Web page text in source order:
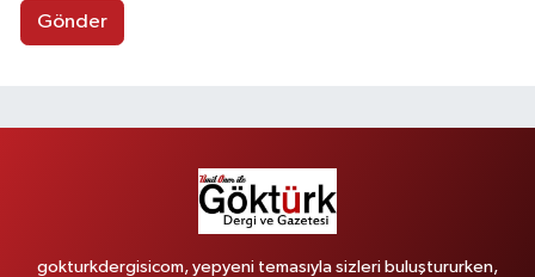
Gönder
gokturkdergisicom, yepyeni temasıyla sizleri buluştururken,